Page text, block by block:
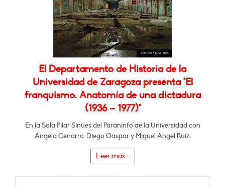
El Departamento de Historia de la
Universidad de Zaragoza presenta "El
franquismo. Anatomía de una dictadura
(1936 – 1977)"
En la Sala Pilar Sinués del Paraninfo de la Universidad con
Ángela Cenarro, Diego Gaspar y Miguel Ángel Ruiz.
Leer más...